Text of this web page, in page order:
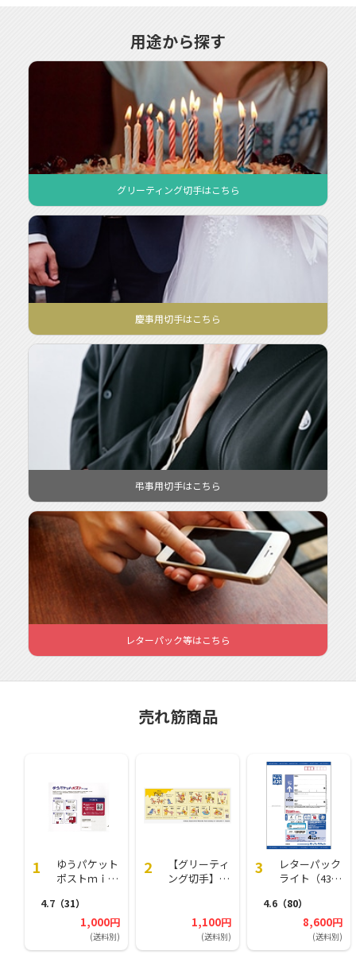
用途から探す
グリーティング切手 ってどんな時に使うの？
主に誕生日、七五三、結婚、出産など各種のライフイベントのお
祝いにご使用いただけます！「グリーティング」とは英語で挨拶
や敬礼などを意味する言葉です。
日本では、グリーティングカードやグリーティングメールといっ
た形で用いられ、時候のあいさつや記念日などに送るものを意味
します。
グリーティング切手はこちら
ってどんな時に使うの？
結婚式やおめでたい行事の時の郵便物に使われるのが、「慶事用
切手」ですが使わなくてもマナー違反ではありません。
様々なデザインがある「グリーティング切手」など封筒やはがき
のデザインにあわせて選んでみてはいかがですか？
慶事用切手はこちら
ってどんな時に使うの？
喪中はがきの切手には「弔事用85円普通切手花文様」をご利用く
ださい。
喪中はがきは正式には「年賀欠礼状」と言います。喪中はがきと
いうと、自分が喪中であることや、自分の家に不幸があったこと
を知らせる訃報のはがきと思っている方もいますが、本来は、
「喪中のため、今年は新年のお喜びをお伝えできませんので、失
礼いたします」という趣旨の挨拶状なのです。
弔事用切手はこちら
レターパックってどんな時に使うの？
書類や、荷物を送るときにレターパックがとても便利です。
らうフリマ形式のサイトやアプリがたくさんありますよね。
ると思います。レターパックを使えばそんな悩みを解決してくれ
レターパック等はこちら
売れ筋商品
ゆうパケット
ポストｍｉｎ
（50枚）セッ
4.7 （31）
1,000円
(送料別)
【グリーティ
ング切手】く
1,100円
(送料別)
レターパック
ライト（430
ット）
4.6 （80）
8,600円
(送料別)